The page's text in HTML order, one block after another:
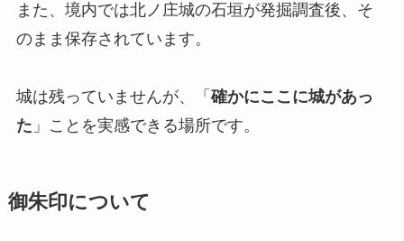
また、境内では北ノ庄城の石垣が発掘調査後、そ
のまま保存されています。
城は残っていませんが、「 確かにここに城があっ
た 」ことを実感できる場所です。
御朱印について